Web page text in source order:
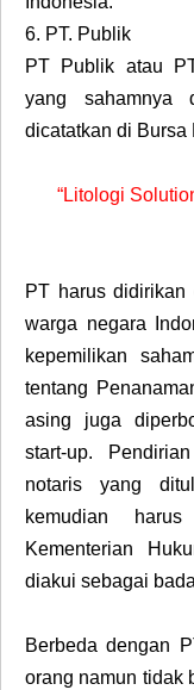
6. PT. Publik
PT Publik atau
yang sahamnya
dicatatkan di Bursa
“Litologi
PT harus didirikan
warga negara
kepemilikan
tentang
asing juga
start-up.
notaris yang
kemudian
Kementerian
diakui sebagai
Berbeda dengan
orang namun tidak